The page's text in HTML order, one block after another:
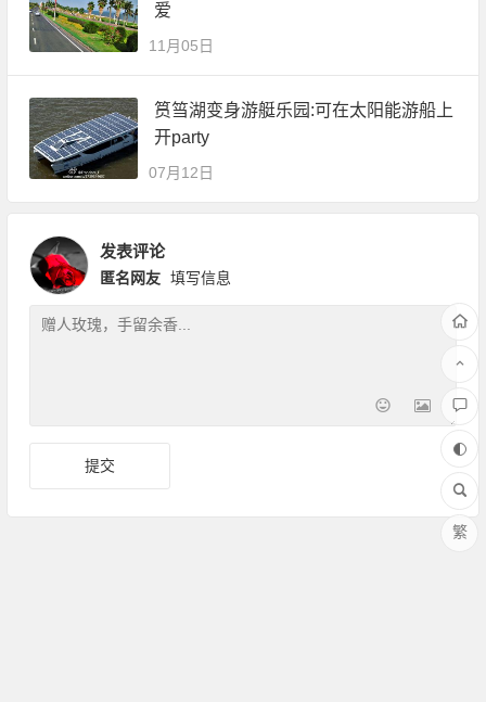
爱
11月05日
筼筜湖变身游艇乐园:可在太阳能游船上
开party
07月12日
发表评论
匿名网友 填写信息
繁